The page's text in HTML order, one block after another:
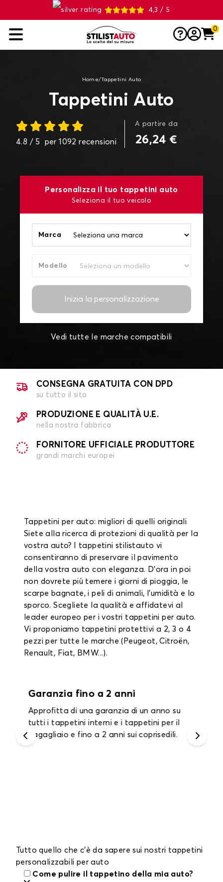
4,3 / 5
0
Home/Tappetini Auto
Tappetini Auto
4.8 / 5 per 1092 recensioni
A partire da
26,24 €
Personalizza il tuo tappetini auto
Seleziona il tuo veicolo
Marca
Modello
Inizia la personalizzazione
Vedi tutte le marche compatibili
CONSEGNA GRATUITA CON DPD
su tutto il sito
PRODUZIONE E QUALITÀ U.E.
nella nostra fabbrica
FORNITORE UFFICIALE PRODUTTORE
grandi marchi europei
Tappetini per auto: migliori di quelli originali
Siete alla ricerca di protezioni di qualità per la
vostra auto? I tappetini stilistauto vi
consentiranno di preservare il pavimento
della vostra auto con eleganza. D'ora in poi
non dovrete più temere i giorni di pioggia, le
scarpe bagnate, i peli di animali, l'umidità e lo
sporco. Scegliete la qualità e affidatevi al
leader europeo per i vostri tappetini per auto.
Vi proponiamo tappetini protettivi a 2, 3 o 4
pezzi per tutte le marche (Peugeot, Citroën,
Renault, Fiat, BMW...).
Garanzia fino a 2 anni
Approfitta di una garanzia di un anno su
tutti i tappetini interni e i tappetini per il
bagagliaio e fino a 2 anni sui coprisedili.
Tutto quello che c'è da sapere sui nostri tappetini
personalizzabili per auto
Come pulire il tappetino della mia auto?